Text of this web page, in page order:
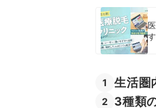
1 生活圏
2 3種類